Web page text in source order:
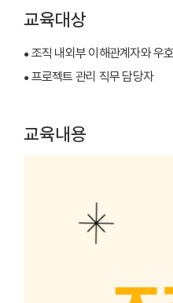
교육대상
●조직 내외부 이해관계자와 우
●프로젝트 관리 직무 담당자
교육내용